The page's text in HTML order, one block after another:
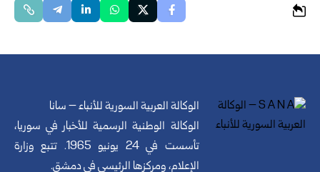
الوكالة العربية السورية للأنباء – سانا
الوكالة الوطنية الرسمية للأخبار في سوريا،
تأسست في 24 يونيو 1965. تتبع وزارة
الإعلام، ومركزها الرئيسي في دمشق.